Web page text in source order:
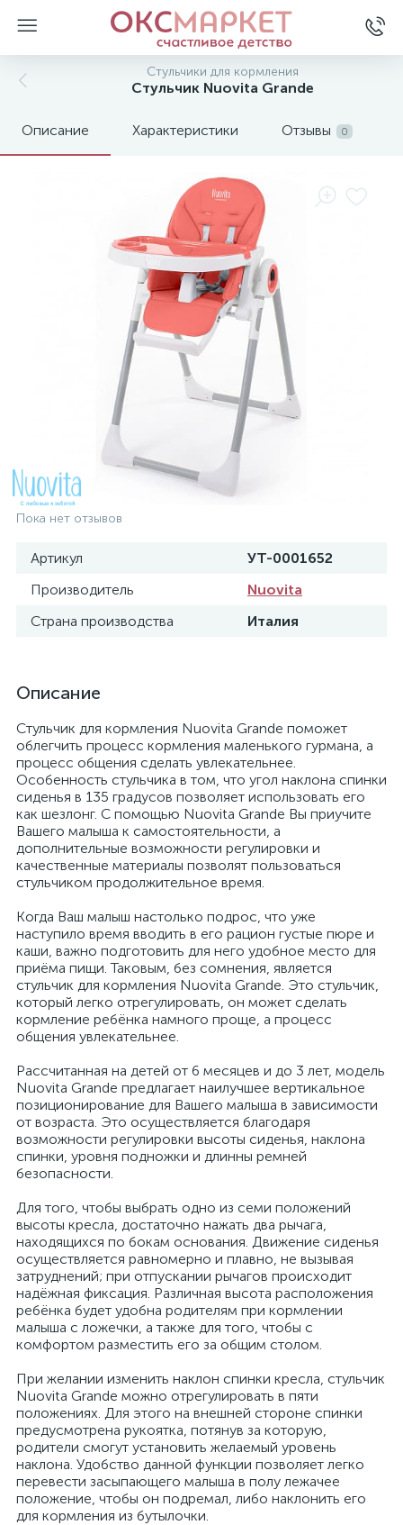
Стульчики для кормления
Стульчик Nuovita Grande
Описание Характеристики Отзывы 0
Пока нет отзывов
Артикул
УТ-0001652
Производитель
Nuovita
Страна производства
Италия
Описание
Стульчик для кормления Nuovita Grande поможет
облегчить процесс кормления маленького гурмана, а
процесс общения сделать увлекательнее.
Особенность стульчика в том, что угол наклона спинки
сиденья в 135 градусов позволяет использовать его
как шезлонг. С помощью Nuovita Grande Вы приучите
Вашего малыша к самостоятельности, а
дополнительные возможности регулировки и
качественные материалы позволят пользоваться
стульчиком продолжительное время.
Когда Ваш малыш настолько подрос, что уже
наступило время вводить в его рацион густые пюре и
каши, важно подготовить для него удобное место для
приёма пищи. Таковым, без сомнения, является
стульчик для кормления Nuovita Grande. Это стульчик,
который легко отрегулировать, он может сделать
кормление ребёнка намного проще, а процесс
общения увлекательнее.
Рассчитанная на детей от 6 месяцев и до 3 лет, модель
Nuovita Grande предлагает наилучшее вертикальное
позиционирование для Вашего малыша в зависимости
от возраста. Это осуществляется благодаря
возможности регулировки высоты сиденья, наклона
спинки, уровня подножки и длинны ремней
безопасности.
Для того, чтобы выбрать одно из семи положений
высоты кресла, достаточно нажать два рычага,
находящихся по бокам основания. Движение сиденья
осуществляется равномерно и плавно, не вызывая
затруднений; при отпускании рычагов происходит
надёжная фиксация. Различная высота расположения
ребёнка будет удобна родителям при кормлении
малыша с ложечки, а также для того, чтобы с
комфортом разместить его за общим столом.
При желании изменить наклон спинки кресла, стульчик
Nuovita Grande можно отрегулировать в пяти
положениях. Для этого на внешней стороне спинки
предусмотрена рукоятка, потянув за которую,
родители смогут установить желаемый уровень
наклона. Удобство данной функции позволяет легко
перевести засыпающего малыша в полу лежачее
положение, чтобы он подремал, либо наклонить его
для кормления из бутылочки.